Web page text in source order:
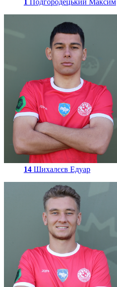
1 Подгородецький Максим
14 Шихалєєв Едуар